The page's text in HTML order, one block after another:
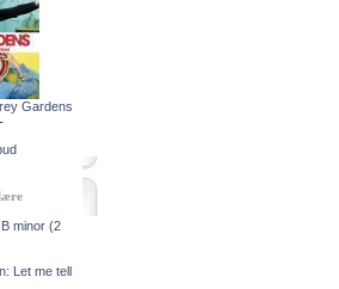
Gardens
minor (2
Let me tell